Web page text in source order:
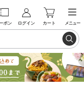
ポン ログイン カート メニュー